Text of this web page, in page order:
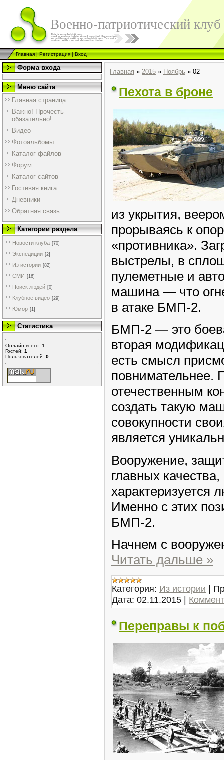
Военно-патриотический
Главная|Регистрация|Вход
Форма входа
Меню сайта
Главная страница
Важно! Прочесть
обязательно!
Видео
Фотоальбомы
Каталог файлов
Форум
Каталог сайтов
Гостевая книга
Дневники
Обратная связь
Категории раздела
Новости клуба [70]
Экспедиции [2]
Из истории [82]
СМИ [16]
Поиск людей [0]
Клубное видео [29]
Юмор [1]
Статистика
Онлайн всего: 1
Гостей: 1
Пользователей: 0
Главная » 2015 » Ноябрь » 02
Пехота в броне
из укрытия,
прорываясь к
«противника».
выстрелы, в
пулеметные и
машина — что
в атаке БМП-2.
БМП-2 — это
вторая
есть смысл
повнимательнее.
отечественным
создать такую
совокупности
является
Вооружение,
главных
характеризуется
Именно с этих
БМП-2.
Начнем с
Читать дальше »
Категория: Из истории |
Дата: 02.11.2015 |
Переправы к